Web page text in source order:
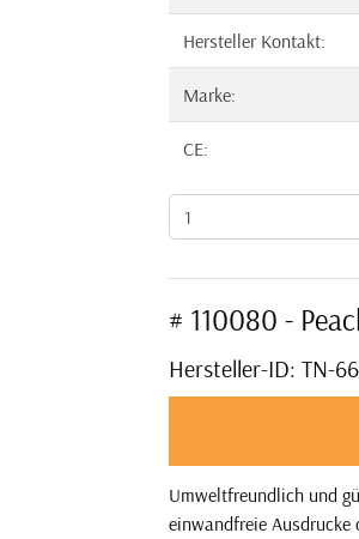
Hersteller Kontakt:
Marke:
CE:
# 110080 -
Hersteller-ID: TN-
Umweltfreundlich und
einwandfreie